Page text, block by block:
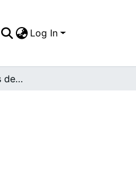
Log In
Frutos verdes y rojos de café. Sevilla